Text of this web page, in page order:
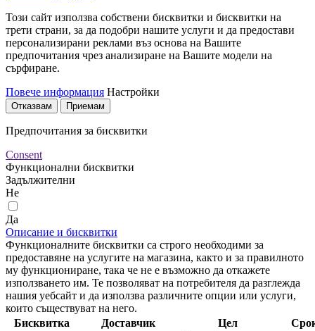
Този сайт използва собствени бисквитки и бисквитки на
трети страни, за да подобри нашите услуги и да предостави
персонализирани реклами въз основа на Вашите
предпочитания чрез анализиране на Вашите модели на
сърфиране.
Повече информация Настройки
Отказвам Приемам
Предпочитания за бисквитки
Consent
Функционални бисквитки
Задължителни
Не
Да
Описание и бисквитки
Функционалните бисквитки са строго необходими за
предоставяне на услугите на магазина, както и за правилното
му функциониране, така че не е възможно да откажете
използването им. Те позволяват на потребителя да разглежда
нашия уебсайт и да използва различните опции или услуги,
които съществуват на него.
Бисквитка
Доставчик Цел